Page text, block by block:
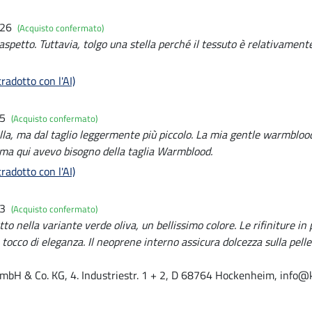
(Acquisto confermato)
Tuttavia, tolgo una stella perché il tessuto è
con l'AI)
(Acquisto confermato)
ma dal taglio leggermente più piccolo. La mia gentle
qui avevo bisogno della taglia Warmblood.
con l'AI)
(Acquisto confermato)
nella variante verde oliva, un bellissimo colore. Le rifiniture in
di eleganza. Il neoprene interno assicura dolcezza sulla pelle
& Co. KG, 4. Industriestr. 1 + 2, D 68764 Hockenheim,